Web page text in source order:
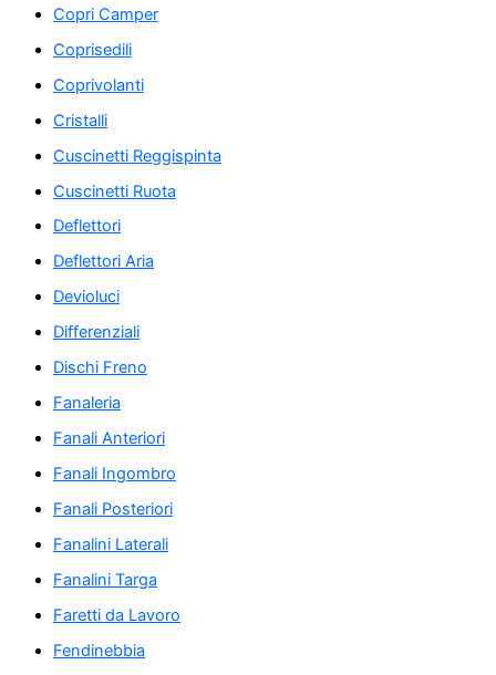
Copri Camper
Coprisedili
Coprivolanti
Cristalli
Cuscinetti Reggispinta
Cuscinetti Ruota
Deflettori
Deflettori Aria
Devioluci
Differenziali
Dischi Freno
Fanaleria
Fanali Anteriori
Fanali Ingombro
Fanali Posteriori
Fanalini Laterali
Fanalini Targa
Faretti da Lavoro
Fendinebbia